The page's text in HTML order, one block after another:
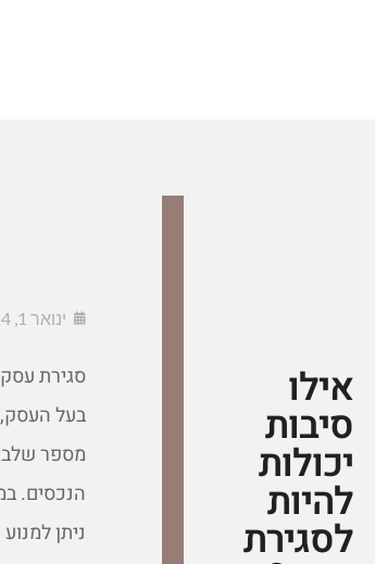
אילו
סיבות
יכולות
להיות
לסגירת
ינואר 1, 2024
סגירת
בעל העסק,
מספר
הנכסים.
ניתן